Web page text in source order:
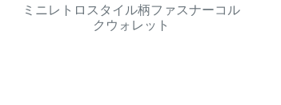
ミニレトロスタイル柄ファスナーコル
クウォレット